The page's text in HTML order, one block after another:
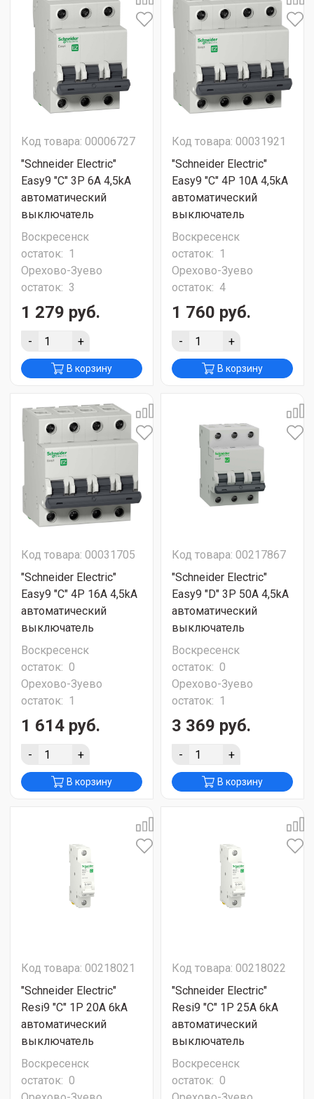
Код товара: 00006727
"Schneider Electric"
Easy9 "C" 3P 6A 4,5kA
автоматический
выключатель
Воскресенск
остаток: 1
Орехово-Зуево
остаток: 3
1 279 руб.
- +
В корзину
Код товара: 00031921
"Schneider Electric"
Easy9 "C" 4P 10A 4,5kA
автоматический
выключатель
Воскресенск
остаток: 1
Орехово-Зуево
остаток: 4
1 760 руб.
- +
В корзину
Код товара: 00031705
"Schneider Electric"
Easy9 "C" 4P 16A 4,5kA
автоматический
выключатель
Воскресенск
остаток: 0
Орехово-Зуево
остаток: 1
1 614 руб.
- +
В корзину
Код товара: 00217867
"Schneider Electric"
Easy9 "D" 3P 50A 4,5kA
автоматический
выключатель
Воскресенск
остаток: 0
Орехово-Зуево
остаток: 1
3 369 руб.
- +
В корзину
Код товара: 00218021
"Schneider Electric"
Resi9 "C" 1P 20A 6kA
автоматический
выключатель
Воскресенск
остаток: 0
Код товара: 00218022
"Schneider Electric"
Resi9 "C" 1P 25A 6kA
автоматический
выключатель
Воскресенск
остаток: 0